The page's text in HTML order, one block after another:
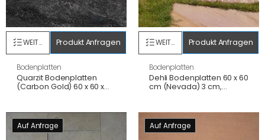
WEITERLESEN Produkt Anfragen
Bodenplatten
Quarzit Bodenplatten
(Carbon Gold) 60 x 60 x
WEITERLESEN Produkt Anfragen
Bodenplatten
Dehli Bodenplatten 60 x 60
cm (Nevada) 3 cm,
Auf Anfrage Auf Anfrage